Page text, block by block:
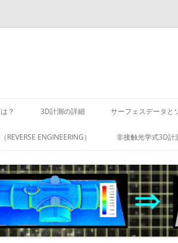
？ 3D計測の詳細 サーフェスデータと
ENGINEERING） 非接触光学式3D計